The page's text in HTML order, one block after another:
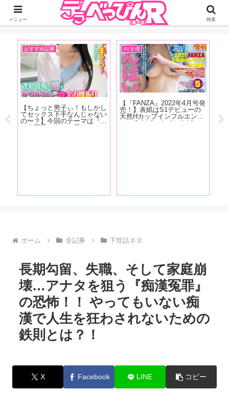
ジーオーティーが運営するちょっとHなニュースサイ。サイト内のリンクには
DMMアフィリエイトが含まれているものがあります
向
おすすめ記事
【ちょっと男子ぃ！もしかし
てセックス下手なんじゃない
の〜？】今回のテーマは『こ
の人下手そう』と思われてし
AV女優
【『FANZA』2022年4月号発
売！】表紙はS1デビューの
天然Hカップインフルエンサ
ー・うんぱい！インタビュー
は
ぷ
ホーム 全記事 下世話ネタ
長期勾留、失職、そして家庭崩
壊…アナタを狙う『痴漢冤罪』
の恐怖！！ やってもいない痴
漢で人生を狂わされないための
鉄則とは？！
X Facebook LINE コピー
メニュー 検索